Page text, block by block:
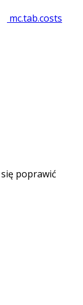
mc.tab.costs
poprawić